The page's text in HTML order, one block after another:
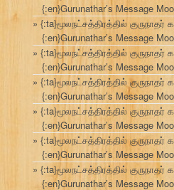
{:en}Gurunathar’s Message
{:ta}மூலநட்சத்திரத்தில் குருநாதர்
{:en}Gurunathar’s Message
{:ta}மூலநட்சத்திரத்தில் குருநாதர்
{:en}Gurunathar’s Message
{:ta}மூலநட்சத்திரத்தில் குருநாதர்
{:en}Gurunathar’s Message
{:ta}மூலநட்சத்திரத்தில் குருநாதர்
{:en}Gurunathar’s Message
{:ta}மூலநட்சத்திரத்தில் குருநாதர்
{:en}Gurunathar’s Message
{:ta}மூலநட்சத்திரத்தில் குருநாதர்
{:en}Gurunathar’s Message